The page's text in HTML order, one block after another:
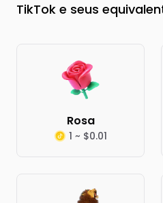
TikTok e seus
Rosa
1 ~ $0.01